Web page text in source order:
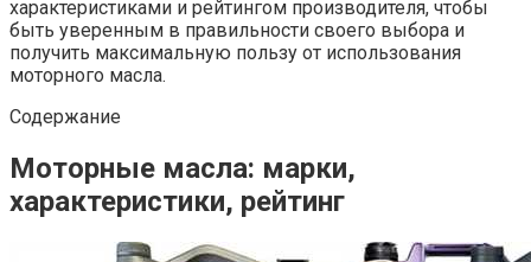
характеристиками и рейтингом производителя, чтобы
быть уверенным в правильности своего выбора и
получить максимальную пользу от использования
моторного масла.
Содержание
Моторные масла: марки,
характеристики, рейтинг